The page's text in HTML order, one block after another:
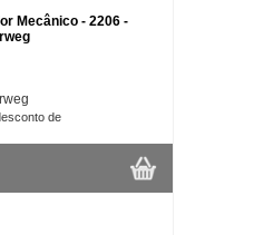
Mecânico - 2206 -
de